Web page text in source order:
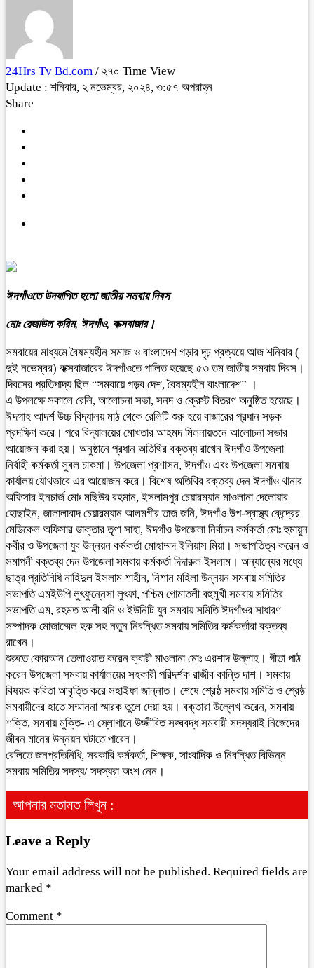
24Hrs Tv Bd.com / ২৭০ Time View
Update : শনিবার, ২ নভেম্বর, ২০২৪, ৩:৫৭ অপরাহ্ন
Share
ঈদগাঁওতে উদযাপিত হলো জাতীয় সমবায় দিবস
মোঃ রেজাউল করিম, ঈদগাঁও, কক্সবাজার।
সমবায়ের মাধ্যমে বৈষম্যহীন সমাজ ও বাংলাদেশ গড়ার দৃঢ় প্রত্যয়ে আজ শনিবার (
দুই নভেম্বর) কক্সবাজারের ঈদগাঁওতে পালিত হয়েছে ৫৩ তম জাতীয় সমবায় দিবস।
দিবসের প্রতিপাদ্য ছিল “সমবায়ে গড়ব দেশ, বৈষম্যহীন বাংলাদেশ” ।
এ উপলক্ষে সকালে রেলি, আলোচনা সভা, সনদ ও ক্রেস্ট বিতরণ অনুষ্ঠিত হয়েছে।
ঈদগাহ আদর্শ উচ্চ বিদ্যালয় মাঠ থেকে রেলিটি শুরু হয়ে বাজারের প্রধান সড়ক
প্রদক্ষিণ করে। পরে বিদ্যালয়ের মোখতার আহমদ মিলনায়তনে আলোচনা সভার
আয়োজন করা হয়। অনুষ্ঠানে প্রধান অতিথির বক্তব্য রাখেন ঈদগাঁও উপজেলা
নির্বাহী কর্মকর্তা সুবল চাকমা। উপজেলা প্রশাসন, ঈদগাঁও এবং উপজেলা সমবায়
কার্যালয় যৌথভাবে এর আয়োজন করে। বিশেষ অতিথির বক্তব্য দেন ঈদগাঁও থানার
অফিসার ইনচার্জ মোঃ মছিউর রহমান, ইসলামপুর চেয়ারম্যান মাওলানা দেলোয়ার
হোছাইন, জালালাবাদ চেয়ারম্যান আলমগীর তাজ জনি, ঈদগাঁও উপ-স্বাস্থ্য কেন্দ্রের
মেডিকেল অফিসার ডাক্তার তৃণা সাহা, ঈদগাঁও উপজেলা নির্বাচন কর্মকর্তা মোঃ হুমায়ুন
কবীর ও উপজেলা যুব উন্নয়ন কর্মকর্তা মোহাম্মদ ইলিয়াস মিয়া। সভাপতিত্ব করেন ও
সমাপনী বক্তব্য দেন উপজেলা সমবায় কর্মকর্তা দিদারুল ইসলাম। অন্যান্যের মধ্যে
ছাত্র প্রতিনিধি নাহিদুল ইসলাম শাহীন, নিশান মহিলা উন্নয়ন সমবায় সমিতির
সভাপতি এমইউপি লুৎফুন্নেসা লুৎফা, পশ্চিম গোমাতলী বহুমুখী সমবায় সমিতির
সভাপতি এম, রহমত আলী রনি ও ইউনিটি যুব সমবায় সমিতি ঈদগাঁওর সাধারণ
সম্পাদক মোজাম্মেল হক সহ নতুন নিবন্ধিত সমবায় সমিতির কর্মকর্তারা বক্তব্য
রাখেন।
শুরুতে কোরআন তেলাওয়াত করেন ক্বারী মাওলানা মোঃ এরশাদ উল্লাহ। গীতা পাঠ
করেন উপজেলা সমবায় কার্যালয়ের সহকারী পরিদর্শক রাজীব কান্তি দাশ। সমবায়
বিষয়ক কবিতা আবৃত্তি করে সহাইফা জান্নাত। শেষে শ্রেষ্ঠ সমবায় সমিতি ও শ্রেষ্ঠ
সমবায়ীদের হাতে সম্মাননা স্মারক তুলে দেয়া হয়। বক্তারা উল্লেখ করেন, সমবায়
শক্তি, সমবায় মুক্তি- এ স্লোগানে উজ্জীবিত সঙ্ঘবদ্ধ সমবায়ী সদস্যরাই নিজেদের
জীবন মানের উন্নয়ন ঘটাতে পারেন।
রেলিতে জনপ্রতিনিধি, সরকারি কর্মকর্তা, শিক্ষক, সাংবাদিক ও নিবন্ধিত বিভিন্ন
সমবায় সমিতির সদস্য/ সদস্যরা অংশ নেন।
আপনার মতামত লিখুন :
Leave a Reply
Your email address will not be published. Required fields are
marked *
Comment *